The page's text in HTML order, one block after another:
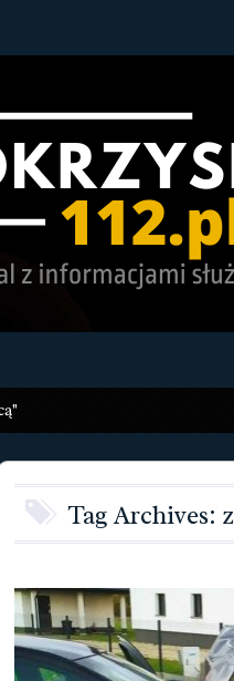
Tag Archives: